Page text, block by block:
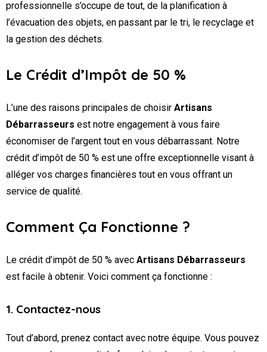
professionnelle s’occupe de tout, de la planification à
l’évacuation des objets, en passant par le tri, le recyclage et
la gestion des déchets.
Le Crédit d’Impôt de 50 %
L’une des raisons principales de choisir Artisans
Débarrasseurs est notre engagement à vous faire
économiser de l’argent tout en vous débarrassant. Notre
crédit d’impôt de 50 % est une offre exceptionnelle visant à
alléger vos charges financières tout en vous offrant un
service de qualité.
Comment Ça Fonctionne ?
Le crédit d’impôt de 50 % avec Artisans Débarrasseurs
est facile à obtenir. Voici comment ça fonctionne :
1. Contactez-nous
Tout d’abord, prenez contact avec notre équipe. Vous pouvez